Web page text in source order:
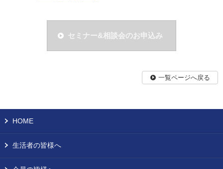
セミナー&相談会のお申込み
一覧ページへ戻る
HOME
生活者の皆様へ